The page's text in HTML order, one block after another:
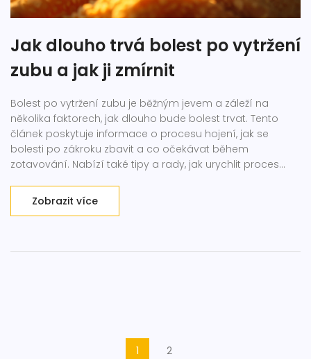
Jak dlouho trvá bolest po vytržení
zubu a jak ji zmírnit
Bolest po vytržení zubu je běžným jevem a záleží na
několika faktorech, jak dlouho bude bolest trvat. Tento
článek poskytuje informace o procesu hojení, jak se
bolesti po zákroku zbavit a co očekávat během
zotavování. Nabízí také tipy a rady, jak urychlit proces
Zobrazit více
1 2